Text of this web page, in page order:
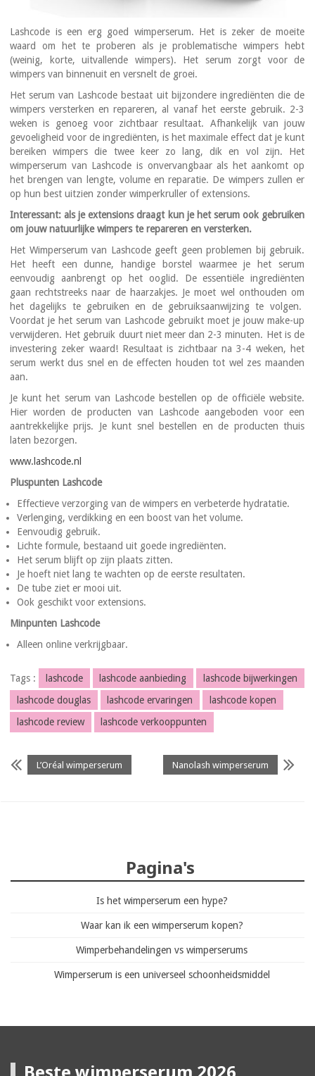
Lashcode is een erg goed wimperserum. Het is zeker de moeite
waard om het te proberen als je problematische wimpers hebt
(weinig, korte, uitvallende wimpers). Het serum zorgt voor de
wimpers van binnenuit en versnelt de groei.
Het serum van Lashcode bestaat uit bijzondere ingrediënten die de
wimpers versterken en repareren, al vanaf het eerste gebruik. 2-3
weken is genoeg voor zichtbaar resultaat. Afhankelijk van jouw
gevoeligheid voor de ingrediënten, is het maximale effect dat je kunt
bereiken wimpers die twee keer zo lang, dik en vol zijn. Het
wimperserum van Lashcode is onvervangbaar als het aankomt op
het brengen van lengte, volume en reparatie. De wimpers zullen er
op hun best uitzien zonder wimperkruller ofextensions.
Interessant: als jeextensionsdraagt kun je het serum ook gebruiken
om jouw natuurlijke wimpers te repareren en versterken.
Het Wimperserum van Lashcodegeeft geen problemen bij gebruik.
Het heeft een dunne, handige borstel waarmee je het serum
eenvoudig aanbrengt op het ooglid. De essentiële ingrediënten
gaan rechtstreeks naar de haarzakjes. Je moet wel onthouden om
het dagelijks te gebruiken en de gebruiksaanwijzing te volgen.
Voordat je het serum van Lashcode gebruikt moet je jouw make-up
verwijderen. Het gebruik duurt niet meer dan 2-3 minuten. Het is de
investering zeker waard! Resultaat is zichtbaar na 3-4 weken, het
serum werkt dus snel en de effecten houden tot wel zes maanden
aan.
Je kunt het serum van Lashcode bestellen op de officiële website.
Hier worden de producten van Lashcodeaangeboden voor een
aantrekkelijke prijs. Je kunt snel bestellen en de producten thuis
laten bezorgen.
www.lashcode.nl
Pluspunten Lashcode
Effectieve verzorging van de wimpers en verbeterde hydratatie.
Verlenging, verdikking en een boost van het volume.
Eenvoudig gebruik.
Lichte formule, bestaand uit goede ingrediënten.
Het serum blijft op zijn plaats zitten.
Je hoeft niet lang te wachten op de eerste resultaten.
De tube ziet er mooi uit.
Ook geschikt voor extensions.
Minpunten Lashcode
Alleen online verkrijgbaar.
Tags : lashcode lashcode aanbieding
lashcode bijwerkingen
lashcode douglas
lashcode ervaringen
lashcode kopen
lashcode review
lashcode verkooppunten
L’Oréal wimperserum Nanolash wimperserum
Pagina's
Is het wimperserum een hype?
Waar kan ik een wimperserum kopen?
Wimperbehandelingen vs wimperserums
Wimperserum is een universeel schoonheidsmiddel